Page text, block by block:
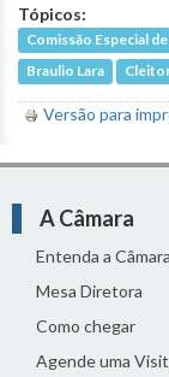
Tópicos:
Comissão Especial
Braulio Lara
Versão para
A Câmara
Entenda a Câmara
Mesa Diretora
Como chegar
Agende uma